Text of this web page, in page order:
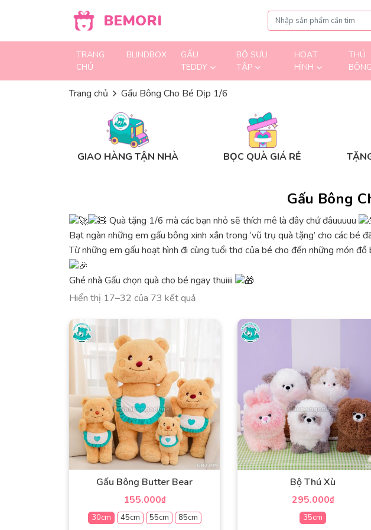
BEMORI
TRANG
CHỦ
BLINDBOX
GẤU
TEDDY
BỘ SƯU
TẬP
HOẠT
HÌNH
THÚ
BÔNG
Trang chủ Gấu Bông Cho Bé Dịp 1/6
GIAO HÀNG TẬN NHÀ BỌC QUÀ GIÁ RẺ
Gấu Bông
Quà tặng 1/6 mà các bạn nhỏ sẽ thích mê là đây chứ đâuuuuu
Bạt ngàn những em gấu bông xinh xắn trong ‘vũ trụ quà tặng’ cho các bé
Từ những em gấu hoạt hình đi cùng tuổi thơ của bé cho đến những món
Ghé nhà Gấu chọn quà cho bé ngay thuiiii
Hiển thị 17–32 của 73 kết quảĐã
Gấu Bông Butter Bear
155.000₫
30cm
45cm 55cm 85cm
Bộ Thú Xù
295.000₫
35cm